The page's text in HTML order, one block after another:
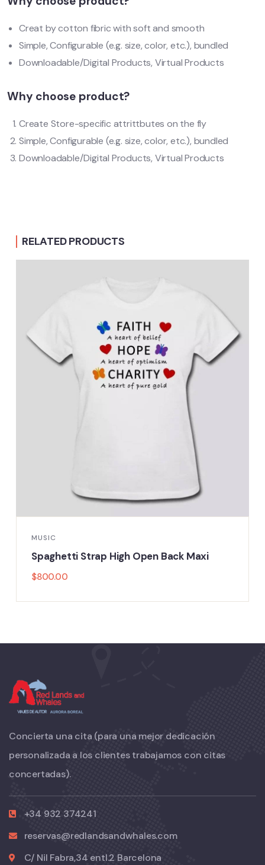
Creat by cotton fibric with soft and smooth
Simple, Configurable (e.g. size, color, etc.), bundled
Downloadable/Digital Products, Virtual Products
Why choose product?
Create Store-specific attrittbutes on the fly
Simple, Configurable (e.g. size, color, etc.), bundled
Downloadable/Digital Products, Virtual Products
RELATED PRODUCTS
MUSIC
Spaghetti Strap High Open Back Maxi
$800.00
Concierta una cita (para una mejor dedicación
personalizada a los clientes trabajamos con citas
concertadas).
+34 932 374241
reservas@redlandsandwhales.com
C/ Nil Fabra,34 entl.2 Barcelona